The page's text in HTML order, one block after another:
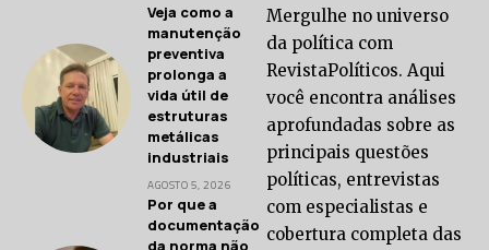
Veja como a
manutenção
preventiva
prolonga a
vida útil de
estruturas
metálicas
industriais
AGOSTO 5, 2026
Por que a
documentação
da norma não
Mergulhe no universo
da política com
RevistaPolíticos. Aqui
você encontra análises
aprofundadas sobre as
principais questões
políticas, entrevistas
com especialistas e
cobertura completa das